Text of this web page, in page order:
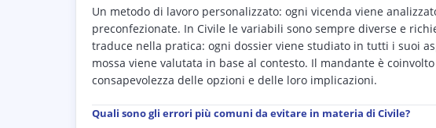
Un metodo di lavoro personalizzato: ogni vicenda viene
preconfezionate. In Civile le variabili sono sempre diverse e
traduce nella pratica: ogni dossier viene studiato in tutti i suoi
mossa viene valutata in base al contesto. Il mandante è
consapevolezza delle opzioni e delle loro implicazioni.
Quali sono gli errori più comuni da evitare in materia di Civile?